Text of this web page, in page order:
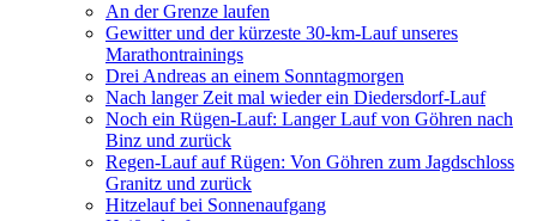
An der Grenze laufen
Gewitter und der kürzeste 30-km-Lauf unseres
Marathontrainings
Drei Andreas an einem Sonntagmorgen
Nach langer Zeit mal wieder ein Diedersdorf-Lauf
Noch ein Rügen-Lauf: Langer Lauf von Göhren nach
Binz und zurück
Regen-Lauf auf Rügen: Von Göhren zum Jagdschloss
Granitz und zurück
Hitzelauf bei Sonnenaufgang